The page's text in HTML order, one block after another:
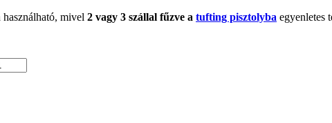
mivel 2 vagy 3 szállal fűzve a tufting pisztolyba egyenletes